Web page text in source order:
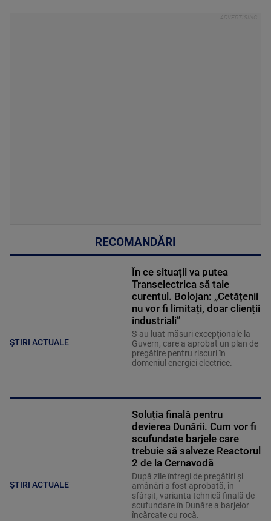
RECOMANDĂRI
ȘTIRI ACTUALE
În ce situații va putea
Transelectrica să taie
curentul. Bolojan: „Cetățenii
nu vor fi limitați, doar clienții
industriali”
S-au luat măsuri excepționale la
Guvern, care a aprobat un plan de
pregătire pentru riscuri în
domeniul energiei electrice.
ȘTIRI ACTUALE
Soluția finală pentru
devierea Dunării. Cum vor fi
scufundate barjele care
trebuie să salveze Reactorul
2 de la Cernavodă
După zile întregi de pregătiri și
amânări a fost aprobată, în
sfârșit, varianta tehnică finală de
scufundare în Dunăre a barjelor
încărcate cu rocă.